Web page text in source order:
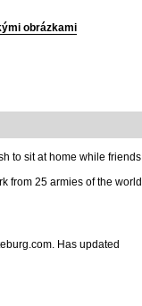
obrázkami
to sit at home while friends
from 25 armies of the world
Has updated